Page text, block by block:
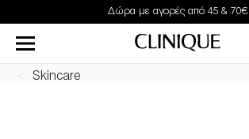
Δώρα με αγορές από 45 & 70€
Skincare